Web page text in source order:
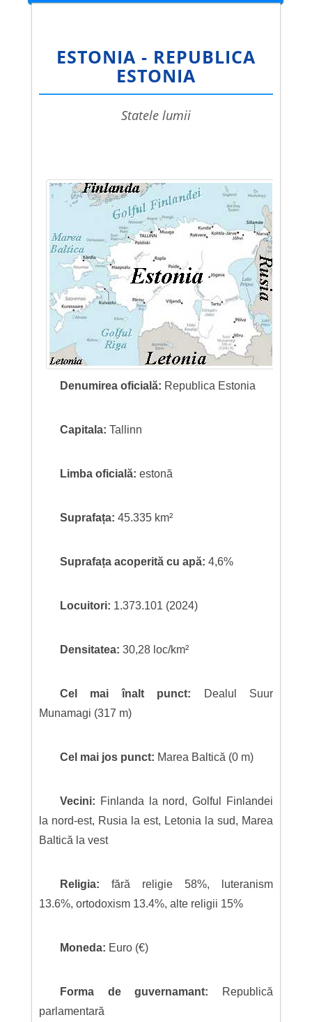
ESTONIA - REPUBLICA
ESTONIA
statele lumii
Denumirea oficială: Republica Estonia
Capitala: Tallinn
Limba oficială: estonă
Suprafața: 45.335 km²
Suprafața acoperită cu apă: 4,6%
Locuitori: 1.373.101 (2024)
Densitatea: 30,28 loc/km²
Cel mai înalt punct:
Dealul Suur
Munamagi (317 m)
Cel mai jos punct: Marea Baltică (0 m)
Vecini: Finlanda la nord, Golful Finlandei
la nord-est, Rusia la est, Letonia la sud, Marea
Baltică la vest
Religia: fără religie 58%, luteranism
13.6%, ortodoxism 13.4%, alte religii 15%
Moneda: Euro (€)
Forma de guvernamant:
Republică
parlamentară